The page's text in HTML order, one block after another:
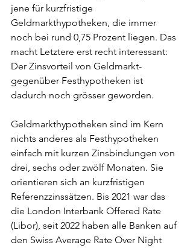
jene für kurzfristige
Geldmarkthypotheken, die immer
noch bei rund 0,75 Prozent liegen. Das
macht Letztere erst recht interessant:
Der Zinsvorteil von Geldmarkt-
gegenüber Festhypotheken ist
dadurch noch grösser geworden.
Geldmarkthypotheken sind im Kern
nichts anderes als Festhypotheken
einfach mit kurzen Zinsbindungen von
drei, sechs oder zwölf Monaten. Sie
orientieren sich an kurzfristigen
Referenzzinssätzen. Bis 2021 war das
die London Interbank Offered Rate
(Libor), seit 2022 haben alle Banken auf
den Swiss Average Rate Over Night